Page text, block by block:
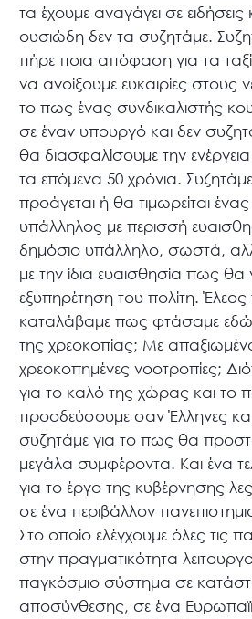
τα έχουμε αναγάγει σε
ουσιώδη δεν τα συζητάμε.
πήρε ποια απόφαση για τα
να ανοίξουμε ευκαιρίες στους
το πως ένας συνδικαλιστής
σε έναν υπουργό και δεν
θα διασφαλίσουμε την
τα επόμενα 50 χρόνια.
προάγεται ή θα τιμωρείται
υπάλληλος με περισσή
δημόσιο υπάλληλο, σωστά,
με την ίδια ευαισθησία πως θα
εξυπηρέτηση του πολίτη. Έλεος
καταλάβαμε πως φτάσαμε
της χρεοκοπίας; Με
χρεοκοπημένες νοοτροπίες;
για το καλό της χώρας και το
προοδεύσουμε σαν Έλληνες
συζητάμε για το πως θα
μεγάλα συμφέροντα. Και ένα
για το έργο της κυβέρνησης
σε ένα περιβάλλον
Στο οποίο ελέγχουμε όλες τις
στην πραγματικότητα
παγκόσμιο σύστημα σε
αποσύνθεσης, σε ένα